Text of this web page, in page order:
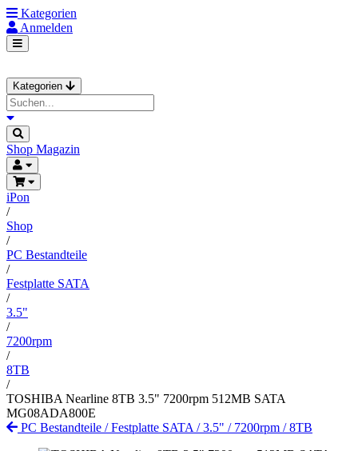
Kategorien
Anmelden
Kategorien
Shop Magazin
iPon
/
Shop
/
PC Bestandteile
/
Festplatte SATA
/
3.5"
/
7200rpm
/
8TB
/
TOSHIBA Nearline 8TB 3.5" 7200rpm 512MB SATA
MG08ADA800E
PC Bestandteile /Festplatte SATA /3.5" / 7200rpm /8TB